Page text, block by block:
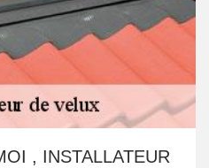
, INSTALLATEUR